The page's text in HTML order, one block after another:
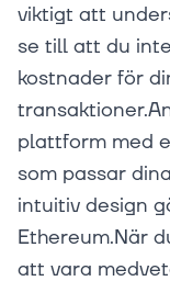
viktigt att
se till att du
kostnader för
plattform med
som passar
intuitiv design
Ethereum.När
att vara